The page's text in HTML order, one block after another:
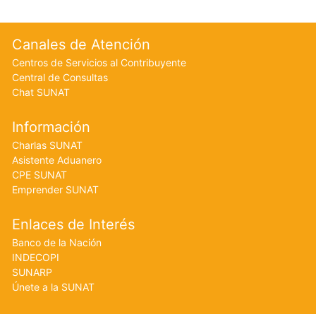
Footer menu
Canales de Atención
Centros de Servicios al Contribuyente
Central de Consultas
Chat SUNAT
Información
Charlas SUNAT
Asistente Aduanero
CPE SUNAT
Emprender SUNAT
Enlaces de Interés
Banco de la Nación
INDECOPI
SUNARP
Únete a la SUNAT